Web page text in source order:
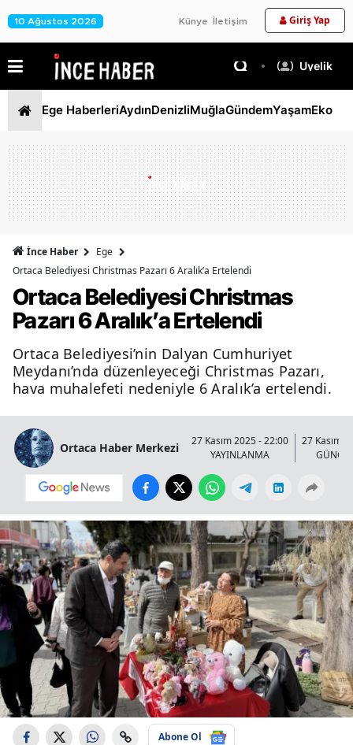
10 Ağustos 2026 Künye İletişim Giriş Yap
Üyelik
Ege HaberleriAydınDenizliMuğlaGündemYaşam
İnce Haber
Ege
Ortaca Belediyesi Christmas Pazarı 6 Aralık’a Ertelendi
Ortaca Belediyesi Christmas
Pazarı 6 Aralık’a Ertelendi
Ortaca Belediyesi’nin Dalyan Cumhuriyet
Meydanı’nda düzenleyeceği Christmas Pazarı,
hava muhalefeti nedeniyle 6 Aralık’a ertelendi.
Ortaca Haber Merkezi
27 Kasım 2025 - 22:00
YAYINLANMA
27 Kasım
Abone Ol